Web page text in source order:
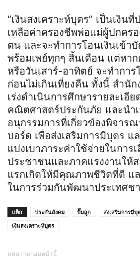
“เงินสงเคราะห์บุตร” เป็นเงิน
เหลือค่าครองชีพพ่อแม่ผู้ปกคร
ตน และจะทำการโอนเงินเข้า
พร้อมเพย์ทุกๆ สิ้นเดือน แต่หา
หรือวันเสาร์-อาทิตย์ จะทำกา
ก่อนไม่เกินเที่ยงคืน ทั้งนี้ สำนั
เร่งดำเนินการศึกษารายละเอี
คณิตศาสตร์ประกันภัย และนำ
อนุกรรมการที่เกี่ยวข้องพิจาร
บอร์ด เพื่อส่งเสริมการมีบุตร แ
แบ่งเบาภาระค่าใช้จ่ายในการ
ประชาชนและภาคแรงงานให้ส
แรกเกิดให้มีคุณภาพชีวิตที่ดี แ
ในการร่วมกันพัฒนาประเทศช
แท็ก ประกันสังคม ปั๊มลูก ส่งเสริมการมีบุ
เงินสงเคราะห์บุตร
บทความก่อนหน้านี้